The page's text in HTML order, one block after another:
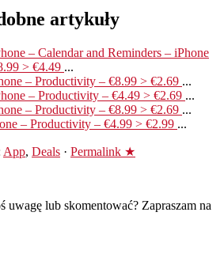
artykuły
– Calendar and Reminders – iPhone
> €4.49 ...
– Productivity – €8.99 > €2.69 ...
– Productivity – €4.49 > €2.69 ...
– Productivity – €8.99 > €2.69 ...
– Productivity – €4.99 > €2.99 ...
App, Deals · Permalink ★
uwagę lub skomentować? Zapraszam na